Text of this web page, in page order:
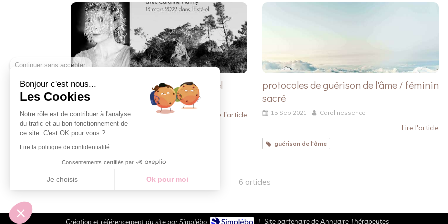
Parcours chamanique dans l'Estérel
03 Mar 2022 Carolinessence
Lire l'article
guérison de l'âme
protocoles de guérison de l'âme / féminin
sacré
15 Sep 2021 Carolinessence
Lire l'article
guérison de l'âme
6 articles
Création et référencement du site par Simplébo | Site partenaire deAnnuaire Thérapeutes
Continuer sans accepter
Bonjour c'est nous...
Les Cookies
Notre rôle est de contribuer à l'analyse
du trafic et au bon fonctionnement de
ce site. C'est OK pour vous ?
Lire la politique de confidentialité
Consentements certifiés par
Je choisis Ok pour moi
Notre plateforme vous permet d'adapter et de gérer vos paramètres de confidentialité, en garantissant la conformité avec les réglementations. Personnalisez vos préférences pour contrôler